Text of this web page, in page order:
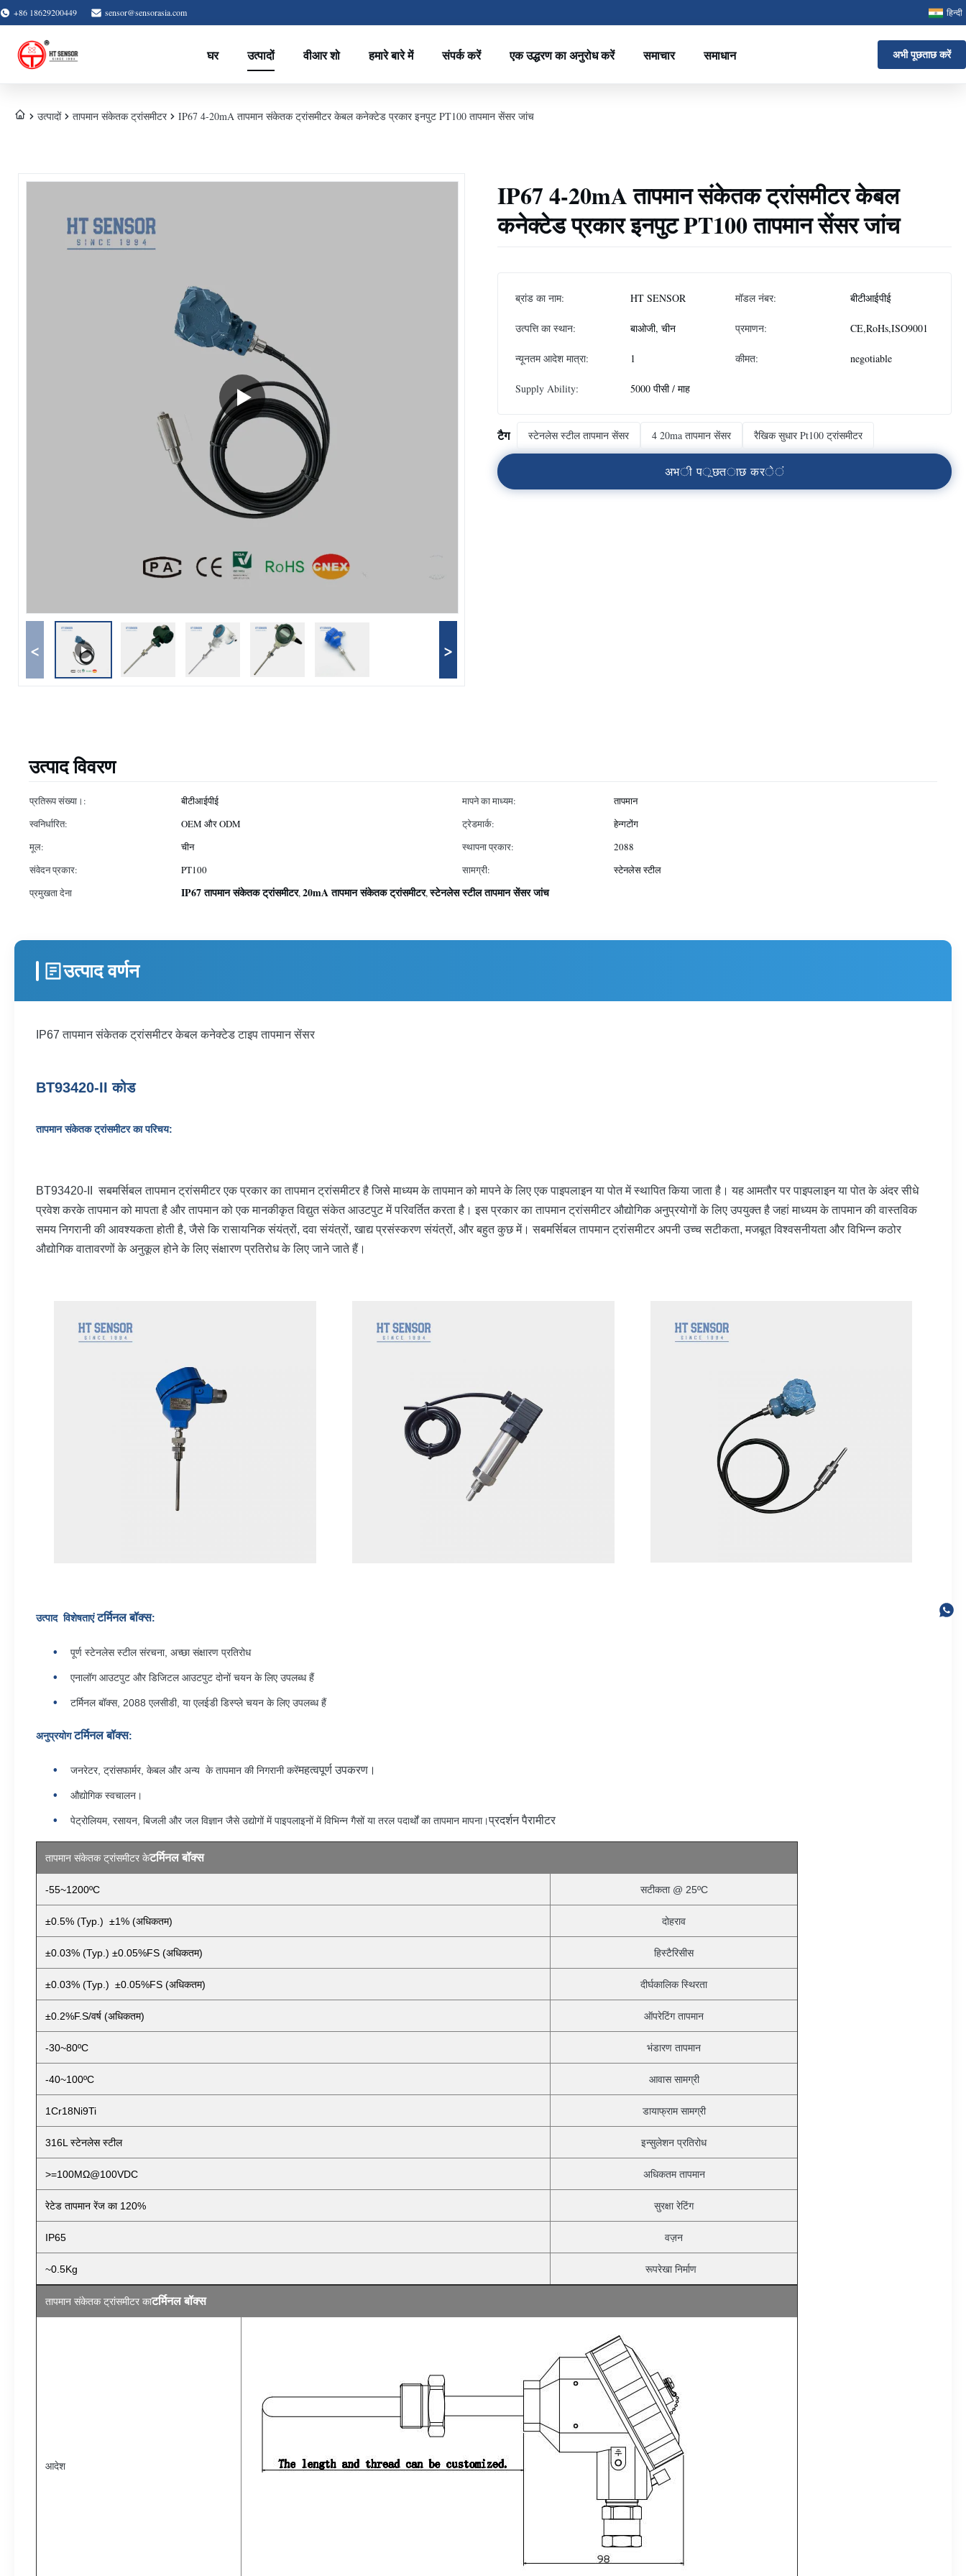
+86 18629200449 sensor@sensorasia.com हिन्दी
घर उत्पादों वीआर शो हमारे बारे में संपर्क करें एक उद्धरण का अनुरोध करें समाचार समाधान अभी पूछताछ करें
उत्पादों तापमान संकेतक ट्रांसमीटर IP67 4-20mA तापमान संकेतक ट्रांसमीटर केबल कनेक्टेड प्रकार इनपुट PT100 तापमान सेंसर जांच
< >
IP67 4-20mA तापमान संकेतक ट्रांसमीटर केबल
कनेक्टेड प्रकार इनपुट PT100 तापमान सेंसर जांच
ब्रांड का नाम: HT SENSOR मॉडल नंबर: बीटीआईपीई
उत्पत्ति का स्थान: बाओजी, चीन प्रमाणन: CE,RoHs,ISO9001
न्यूनतम आदेश मात्रा: 1 कीमत: negotiable
Supply Ability: 5000 पीसी / माह
टैग स्टेनलेस स्टील तापमान सेंसर 4 20ma तापमान सेंसर रैखिक सुधार Pt100 ट्रांसमीटर
अभी पूछताछ करें
उत्पाद विवरण
प्रतिरूप संख्या।: बीटीआईपीई मापने का माध्यम:
तापमान
स्वनिर्धारित:
OEM और ODM ट्रेडमार्क:
हेन्गटोंग
मूल:
चीन स्थापना प्रकार:
2088
संवेदन प्रकार:
PT100 सामग्री:
स्टेनलेस स्टील
प्रमुखता देना
IP67 तापमान संकेतक ट्रांसमीटर,20mA तापमान संकेतक ट्रांसमीटर,स्टेनलेस स्टील तापमान सेंसर जांच
उत्पाद वर्णन
IP67 तापमान संकेतक ट्रांसमीटर केबल कनेक्टेड टाइप तापमान सेंसर
BT93420-II कोड
तापमान संकेतक ट्रांसमीटर का परिचय:
BT93420-II सबमर्सिबल तापमान ट्रांसमीटर एक प्रकार का तापमान ट्रांसमीटर है जिसे माध्यम के तापमान को मापने के लिए एक पाइपलाइन या पोत में स्थापित किया जाता है। यह आमतौर पर पाइपलाइन या पोत के अंदर सीधे
प्रवेश करके तापमान को मापता है और तापमान को एक मानकीकृत विद्युत संकेत आउटपुट में परिवर्तित करता है। इस प्रकार का तापमान ट्रांसमीटर औद्योगिक अनुप्रयोगों के लिए उपयुक्त है जहां माध्यम के तापमान की वास्तविक
समय निगरानी की आवश्यकता होती है, जैसे कि रासायनिक संयंत्रों, दवा संयंत्रों, खाद्य प्रसंस्करण संयंत्रों, और बहुत कुछ में। सबमर्सिबल तापमान ट्रांसमीटर अपनी उच्च सटीकता, मजबूत विश्वसनीयता और विभिन्न कठोर
औद्योगिक वातावरणों के अनुकूल होने के लिए संक्षारण प्रतिरोध के लिए जाने जाते हैं।
उत्पाद विशेषताएंटर्मिनल बॉक्स:
पूर्ण स्टेनलेस स्टील संरचना, अच्छा संक्षारण प्रतिरोध
एनालॉग आउटपुट और डिजिटल आउटपुट दोनों चयन के लिए उपलब्ध हैं
टर्मिनल बॉक्स, 2088 एलसीडी, या एलईडी डिस्प्ले चयन के लिए उपलब्ध हैं
अनुप्रयोगटर्मिनल बॉक्स:
जनरेटर, ट्रांसफार्मर, केबल और अन्य के तापमान की निगरानी करेंमहत्वपूर्ण उपकरण।
औद्योगिक स्वचालन।
पेट्रोलियम, रसायन, बिजली और जल विज्ञान जैसे उद्योगों में पाइपलाइनों में विभिन्न गैसों या तरल पदार्थों का तापमान मापना।प्रदर्शन पैरामीटर
तापमान संकेतक ट्रांसमीटर केटर्मिनल बॉक्स
-55~1200ºC सटीकता @ 25ºC
±0.5% (Typ.) ±1% (अधिकतम) दोहराव
±0.03% (Typ.) ±0.05%FS (अधिकतम) हिस्टैरिसीस
±0.03% (Typ.) ±0.05%FS (अधिकतम) दीर्घकालिक स्थिरता
±0.2%F.S/वर्ष (अधिकतम) ऑपरेटिंग तापमान
-30~80ºC भंडारण तापमान
-40~100ºC आवास सामग्री
1Cr18Ni9Ti डायाफ्राम सामग्री
316L स्टेनलेस स्टील इन्सुलेशन प्रतिरोध
>=100MΩ@100VDC अधिकतम तापमान
रेटेड तापमान रेंज का 120% सुरक्षा रेटिंग
IP65 वज़न
~0.5Kg रूपरेखा निर्माण
तापमान संकेतक ट्रांसमीटर काटर्मिनल बॉक्स
आदेश